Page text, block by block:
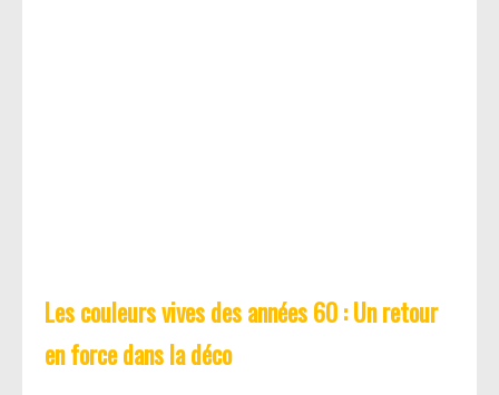
Les couleurs vives des années 60 : Un retour
en force dans la déco